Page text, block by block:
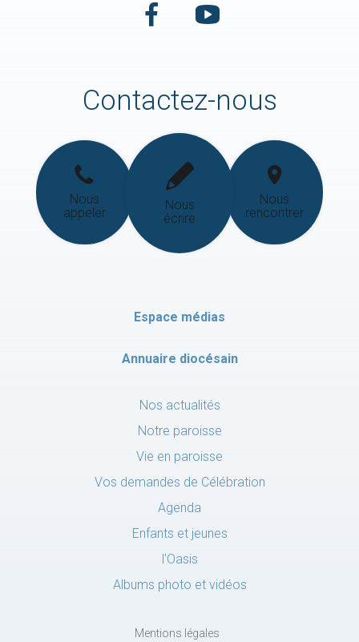
Contactez-nous
Nous
appeler
Nous
écrire
Nous
rencontrer
Espace médias
Annuaire diocésain
Nos actualités
Notre paroisse
Vie en paroisse
Vos demandes de Célébration
Agenda
Enfants et jeunes
l'Oasis
Albums photo et vidéos
Mentions légales